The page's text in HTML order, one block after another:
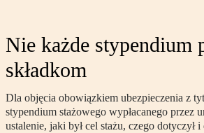
Nie każde stypendium
składkom
Dla objęcia obowiązkiem ubezpieczenia z
stypendium stażowego wypłacanego przez
ustalenie, jaki był cel stażu, czego dotyczył